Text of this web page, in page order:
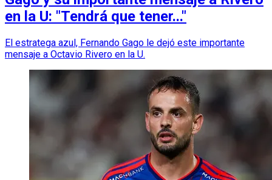
en la U: "Tendrá que tener..."
El estratega azul, Fernando Gago le dejó este importante
mensaje a Octavio Rivero en la U.